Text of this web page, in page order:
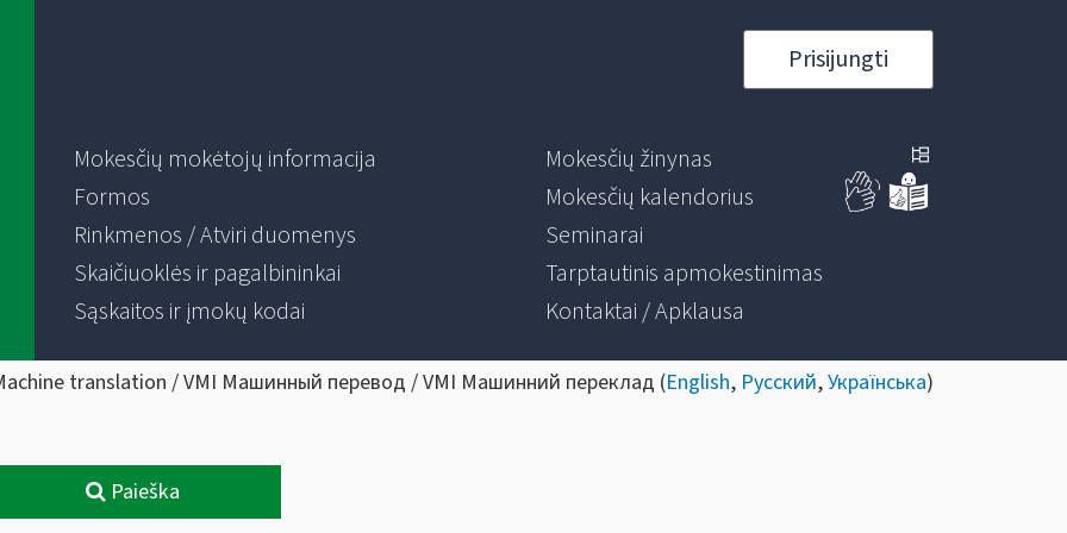
Prisijungti
Mokesčių mokėtojų informacija
Formos
Rinkmenos / Atviri duomenys
Skaičiuoklės ir pagalbininkai
Sąskaitos ir įmokų kodai
Mokesčių žinynas
Mokesčių kalendorius
Seminarai
Tarptautinis apmokestinimas
Kontaktai / Apklausa
translation / VMI Машинный перевод / VMI Машинний переклад (English, Русский,Українська)
Paieška